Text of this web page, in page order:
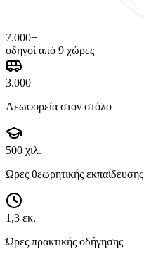
7.000+
οδηγοί από 9 χώρες
3.000
Λεωφορεία στον στόλο
500 χιλ.
Ώρες θεωρητικής εκπαίδευσης
1,3 εκ.
Ώρες πρακτικής οδήγησης